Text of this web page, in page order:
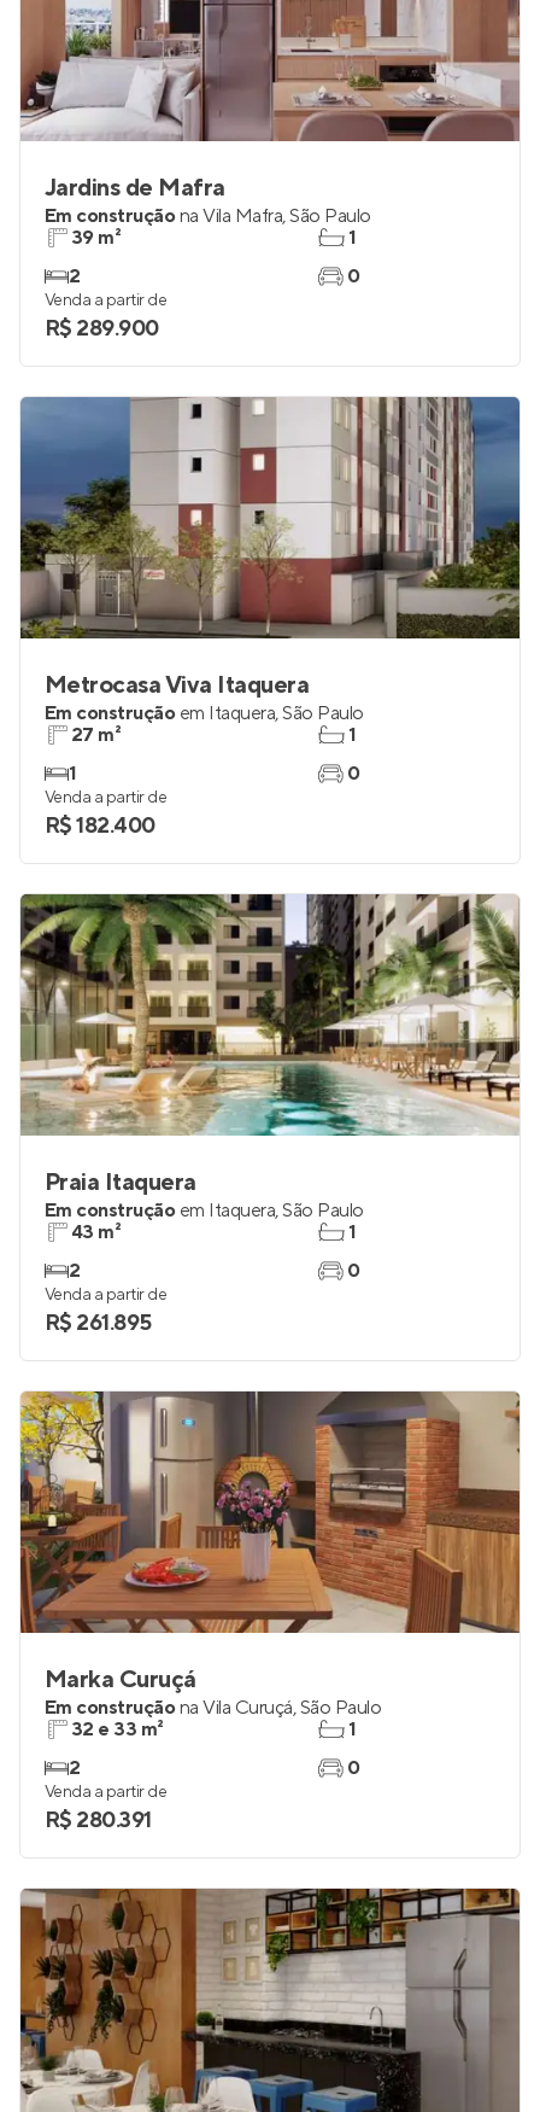
Jardins de Mafra
Em construçãona Vila Mafra,São Paulo
39 m²
2
1
0
Venda a partir de
R$ 289.900
Metrocasa Viva Itaquera
Em construção em Itaquera,São Paulo
27 m²
1
1
0
Venda a partir de
R$ 182.400
Praia Itaquera
Em construção em Itaquera,São Paulo
43 m²
2
1
0
Venda a partir de
R$ 261.895
Marka Curuçá
Em construçãona Vila Curuçá,São Paulo
32 e 33 m²
2
1
0
Venda a partir de
R$ 280.391